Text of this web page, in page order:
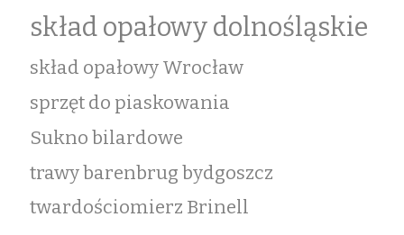
skład opałowy dolnośląskie
skład opałowy Wrocław
sprzęt do piaskowania
Sukno bilardowe
trawy barenbrug bydgoszcz
twardościomierz Brinell